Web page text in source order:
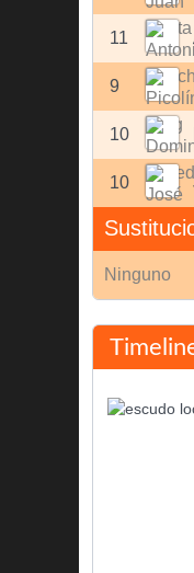
11
9
10
10
Ninguno